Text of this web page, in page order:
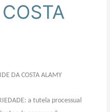
DA COSTA ALAMY
a tutela processual